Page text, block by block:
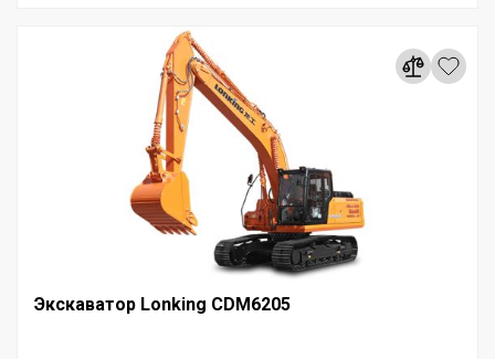
Экскаватор Lonking CDM6205